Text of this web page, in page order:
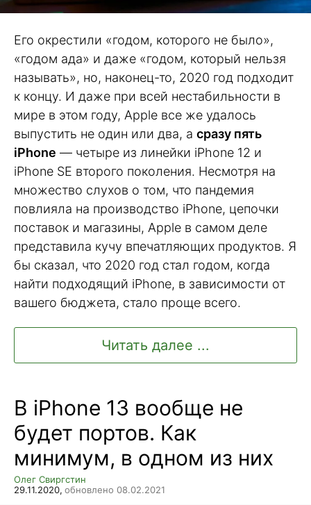
Его окрестили «годом, которого не было»,
«годом ада» и даже «годом, который нельзя
называть», но, наконец-то, 2020 год подходит
к концу. И даже при всей нестабильности в
мире в этом году, Apple все же удалось
выпустить не один или два, а сразу пять
iPhone — четыре из линейки iPhone 12 и
iPhone SE второго поколения. Несмотря на
множество слухов о том, что пандемия
повлияла на производство iPhone, цепочки
поставок и магазины, Apple в самом деле
представила кучу впечатляющих продуктов. Я
бы сказал, что 2020 год стал годом, когда
найти подходящий iPhone, в зависимости от
вашего бюджета, стало проще всего.
Читать далее ...
В iPhone 13 вообще не
будет портов. Как
минимум, в одном из них
Олег Свиргстин
29.11.2020, обновлено 08.02.2021